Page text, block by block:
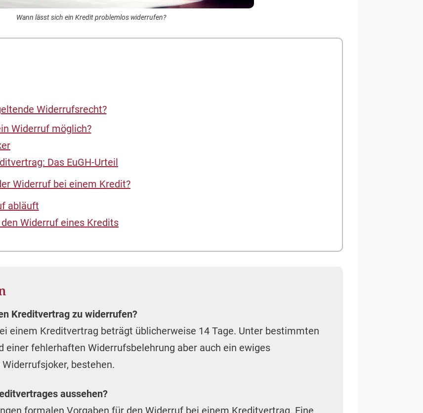
Wann lässt sich ein Kredit problemlos widerrufen?
Widerrufsrecht?
Widerruf möglich?
Das EuGH-Urteil
Widerruf bei einem Kredit?
abläuft
Widerruf eines Kredits
Kreditvertrag zu widerrufen?
einem Kreditvertrag beträgt üblicherweise 14 Tage. Unter bestimmten
einer fehlerhaften Widerrufsbelehrung aber auch ein ewiges
bestehen.
aussehen?
formalen Vorgaben für den Widerruf bei einem Kreditvertrag. Eine